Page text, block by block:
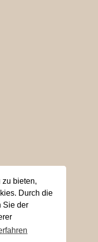
zu bieten,
Durch die
Sie der